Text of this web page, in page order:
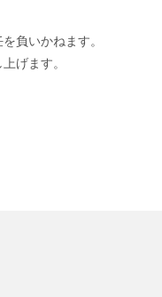
負いかねます。
げます。